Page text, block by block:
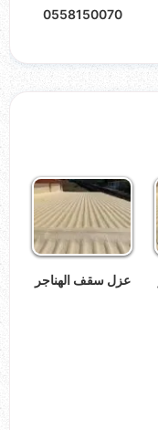
0558150070
عزل سقف الهناجر